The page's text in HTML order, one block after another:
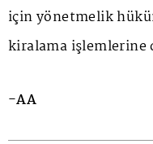
için yönetmelik
kiralama işlemlerine
-AA